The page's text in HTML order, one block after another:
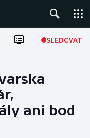
SLEDOVAT
ani bod